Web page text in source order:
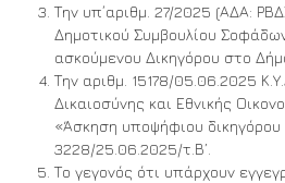
Την υπ΄αριθμ. 27/2025 (ΑΔΑ:
Δημοτικού Συμβουλίου
ασκούμενου Δικηγόρου στο
Την αριθμ. 15178/05.06.2025
Δικαιοσύνης και Εθνικής
«Άσκηση υποψήφιου
3228/25.06.2025/τ.Β’.
Το γεγονός ότι υπάρχουν